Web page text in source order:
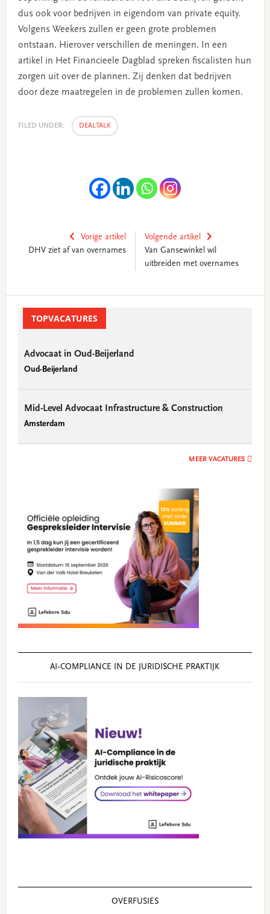
dus ook voor bedrijven in eigendom van private equity.
Volgens Weekers zullen er geen grote problemen
ontstaan. Hierover verschillen de meningen. In een
artikel in Het Financieele Dagblad spreken fiscalisten hun
zorgen uit over de plannen. Zij denken dat bedrijven
door deze maatregelen in de problemen zullen komen.
FILED UNDER: DEALTALK
Vorige artikel
DHV ziet af van overnames
Volgende artikel
Van Gansewinkel wil
uitbreiden met overnames
SidebarTOPVACATURES
Advocaat in Oud-Beijerland
Oud-Beijerland
Mid-Level Advocaat Infrastructure & Construction
Amsterdam
MEER VACATURES
AI‑COMPLIANCE IN DE JURIDISCHE PRAKTIJK
OVERFUSIES